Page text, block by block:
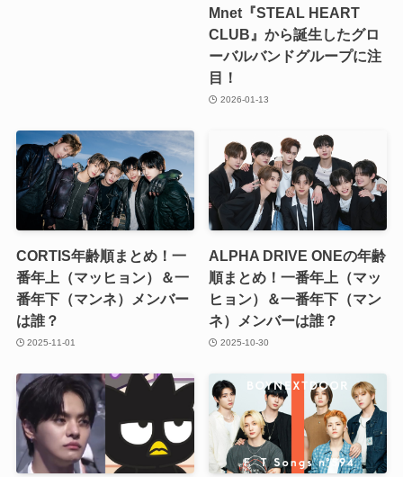
Mnet『STEAL HEART
CLUB』から誕生したグロ
ーバルバンドグループに注
目！
2026-01-13
CORTIS年齢順まとめ！一
番年上（マッヒョン）＆一
番年下（マンネ）メンバー
は誰？
2025-11-01
ALPHA DRIVE ONEの年齢
順まとめ！一番年上（マッ
ヒョン）＆一番年下（マン
ネ）メンバーは誰？
2025-10-30